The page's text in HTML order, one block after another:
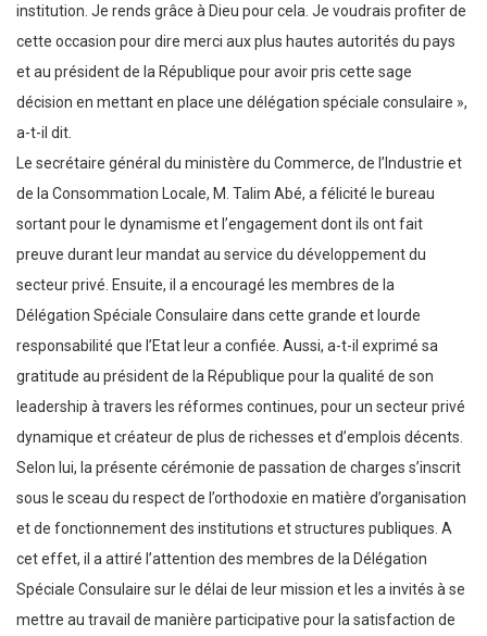
institution. Je rends grâce à Dieu pour cela. Je voudrais profiter de
cette occasion pour dire merci aux plus hautes autorités du pays
et au président de la République pour avoir pris cette sage
décision en mettant en place une délégation spéciale consulaire »,
a-t-il dit.
Le secrétaire général du ministère du Commerce, de l’Industrie et
de la Consommation Locale, M. Talim Abé, a félicité le bureau
sortant pour le dynamisme et l’engagement dont ils ont fait
preuve durant leur mandat au service du développement du
secteur privé. Ensuite, il a encouragé les membres de la
Délégation Spéciale Consulaire dans cette grande et lourde
responsabilité que l’Etat leur a confiée. Aussi, a-t-il exprimé sa
gratitude au président de la République pour la qualité de son
leadership à travers les réformes continues, pour un secteur privé
dynamique et créateur de plus de richesses et d’emplois décents.
Selon lui, la présente cérémonie de passation de charges s’inscrit
sous le sceau du respect de l’orthodoxie en matière d’organisation
et de fonctionnement des institutions et structures publiques. A
cet effet, il a attiré l’attention des membres de la Délégation
Spéciale Consulaire sur le délai de leur mission et les a invités à se
mettre au travail de manière participative pour la satisfaction de